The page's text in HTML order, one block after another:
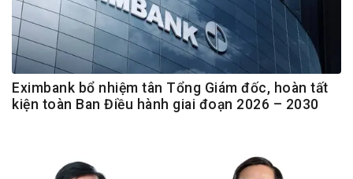
Eximbank bổ nhiệm tân Tổng Giám đốc, hoàn tất
kiện toàn Ban Điều hành giai đoạn 2026 – 2030